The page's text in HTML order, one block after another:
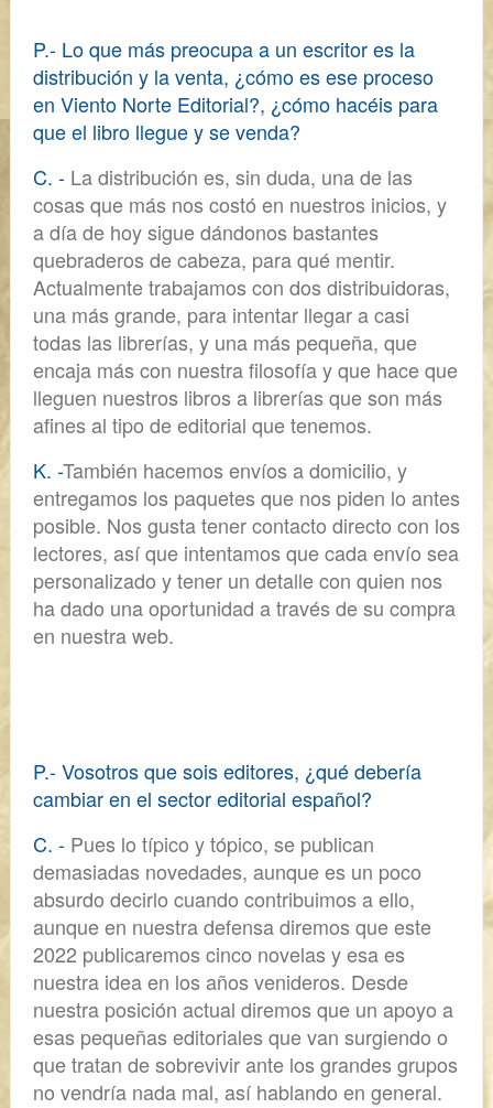
P.- Lo que más preocupa a un escritor es la
distribución y la venta, ¿cómo es ese proceso
en Viento Norte Editorial?, ¿cómo hacéis para
que el libro llegue y se venda?
C. - La distribución es, sin duda, una de las
cosas que más nos costó en nuestros inicios, y
a día de hoy sigue dándonos bastantes
quebraderos de cabeza, para qué mentir.
Actualmente trabajamos con dos distribuidoras,
una más grande, para intentar llegar a casi
todas las librerías, y una más pequeña, que
encaja más con nuestra filosofía y que hace que
lleguen nuestros libros a librerías que son más
afines al tipo de editorial que tenemos.
K. -También hacemos envíos a domicilio, y
entregamos los paquetes que nos piden lo antes
posible. Nos gusta tener contacto directo con los
lectores, así que intentamos que cada envío sea
personalizado y tener un detalle con quien nos
ha dado una oportunidad a través de su compra
en nuestra web.
P.- Vosotros que sois editores, ¿qué debería
cambiar en el sector editorial español?
C. - Pues lo típico y tópico, se publican
demasiadas novedades, aunque es un poco
absurdo decirlo cuando contribuimos a ello,
aunque en nuestra defensa diremos que este
2022 publicaremos cinco novelas y esa es
nuestra idea en los años venideros. Desde
nuestra posición actual diremos que un apoyo a
esas pequeñas editoriales que van surgiendo o
que tratan de sobrevivir ante los grandes grupos
no vendría nada mal, así hablando en general.